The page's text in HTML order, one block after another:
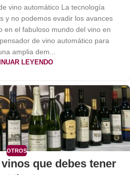
vino automático La tecnología
y no podemos evadir los avances
en el fabuloso mundo del vino en
de vino automático para
amplia dem...
LEYENDO
OTROS
que debes tener